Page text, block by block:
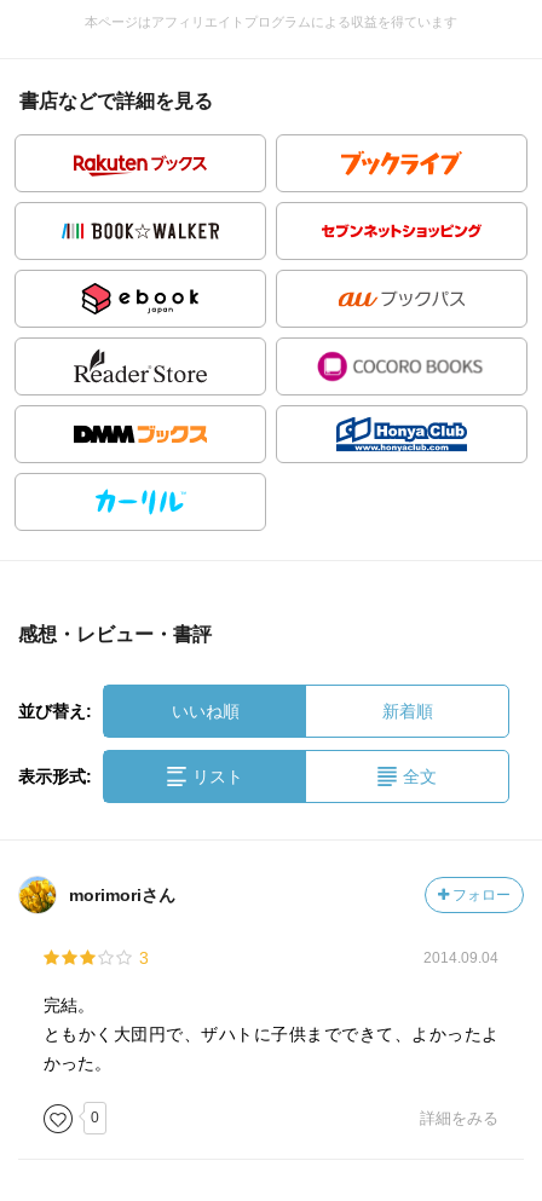
本ページはアフィリエイトプログラムによる収益を得ています
書店などで詳細を見る
感想・レビュー・書評
並び替え: いいね順 新着順
表示形式: リスト 全文
morimoriさん フォロー
3 2014.09.04
完結。
ともかく大団円で、ザハトに子供までできて、よかったよ
かった。
0 詳細をみる